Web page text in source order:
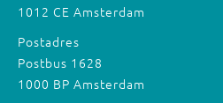
1012 CE Amsterdam
Postadres
Postbus 1628
1000 BP Amsterdam